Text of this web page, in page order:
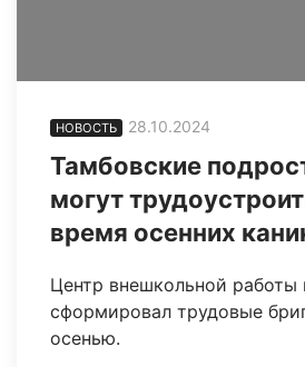
НОВОСТЬ 28.10.2024
Тамбовские
могут
время осенних
Центр внешкольной работы
сформировал трудовые
осенью.